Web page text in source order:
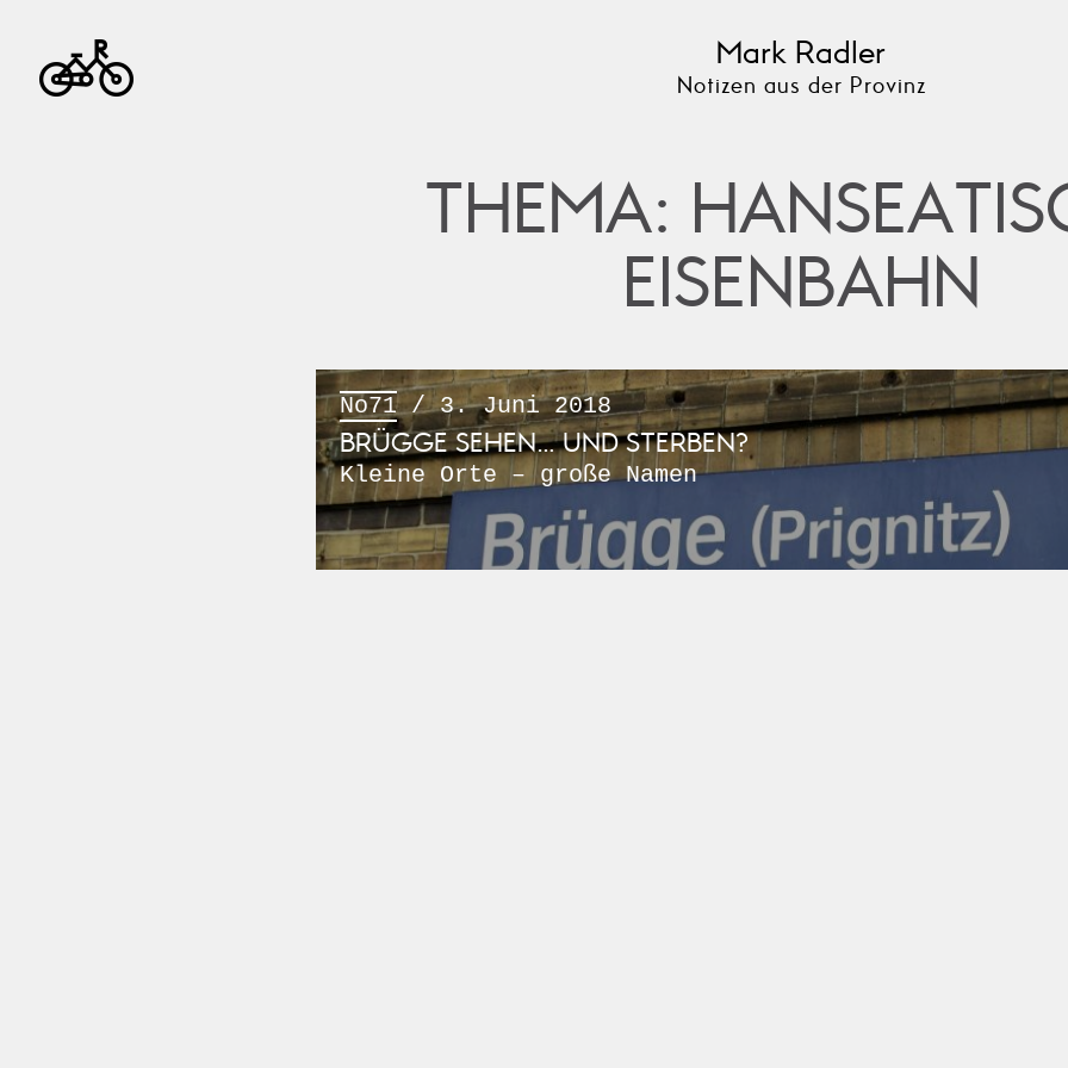
Mark Radler
Notizen aus der Provinz
THEMA:
EISENBAHN
No71/ 3. Juni 2018
BRÜGGE SEHEN… UND STERBEN?
Kleine Orte – große Namen